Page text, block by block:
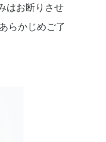
はお断りさせ
らかじめご了